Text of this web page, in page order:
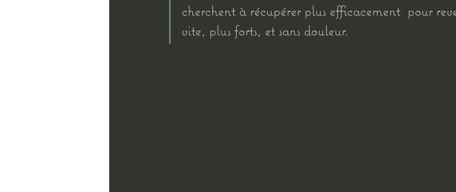
cherchent à récupérer plus efficacement  pour
vite, plus forts, et sans douleur.